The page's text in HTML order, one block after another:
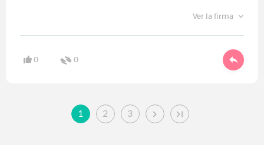
Ver la firma
0 0
1 2 3